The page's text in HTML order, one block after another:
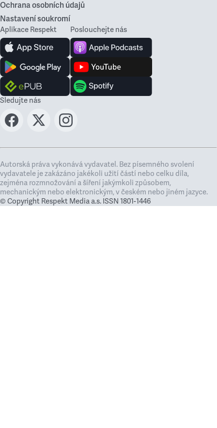
Ochrana osobních údajů
Nastavení soukromí
Aplikace Respekt Poslouchejte nás
Sledujte nás
Autorská práva vykonává vydavatel. Bez písemného svolení
vydavatele je zakázáno jakékoli užití částí nebo celku díla,
zejména rozmnožování a šíření jakýmkoli způsobem,
mechanickým nebo elektronickým, v českém nebo jiném jazyce.
© Copyright Respekt Media a.s. ISSN 1801-1446